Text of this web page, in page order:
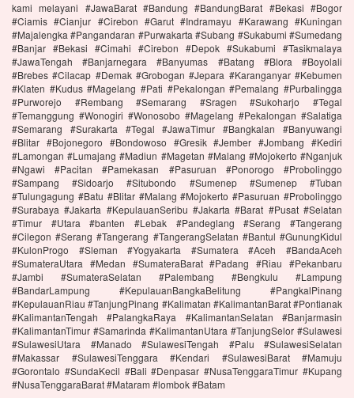
kami melayani #JawaBarat #Bandung #BandungBarat #Bekasi #Bogor
#Ciamis #Cianjur #Cirebon #Garut #Indramayu #Karawang #Kuningan
#Majalengka #Pangandaran #Purwakarta #Subang #Sukabumi #Sumedang
#Banjar #Bekasi #Cimahi #Cirebon #Depok #Sukabumi #Tasikmalaya
#JawaTengah #Banjarnegara #Banyumas #Batang #Blora #Boyolali
#Brebes #Cilacap #Demak #Grobogan #Jepara #Karanganyar #Kebumen
#Klaten #Kudus #Magelang #Pati #Pekalongan #Pemalang #Purbalingga
#Purworejo #Rembang #Semarang #Sragen #Sukoharjo #Tegal
#Temanggung #Wonogiri #Wonosobo #Magelang #Pekalongan #Salatiga
#Semarang #Surakarta #Tegal #JawaTimur #Bangkalan #Banyuwangi
#Blitar #Bojonegoro #Bondowoso #Gresik #Jember #Jombang #Kediri
#Lamongan #Lumajang #Madiun #Magetan #Malang #Mojokerto #Nganjuk
#Ngawi #Pacitan #Pamekasan #Pasuruan #Ponorogo #Probolinggo
#Sampang #Sidoarjo #Situbondo #Sumenep #Sumenep #Tuban
#Tulungagung #Batu #Blitar #Malang #Mojokerto #Pasuruan #Probolinggo
#Surabaya #Jakarta #KepulauanSeribu #Jakarta #Barat #Pusat #Selatan
#Timur #Utara #banten #Lebak #Pandeglang #Serang #Tangerang
#Cilegon #Serang #Tangerang #TangerangSelatan #Bantul #GunungKidul
#KulonProgo #Sleman #Yogyakarta #Sumatera #Aceh #BandaAceh
#SumateraUtara #Medan #SumateraBarat #Padang #Riau #Pekanbaru
#Jambi #SumateraSelatan #Palembang #Bengkulu #Lampung
#BandarLampung #KepulauanBangkaBelitung #PangkalPinang
#KepulauanRiau #TanjungPinang #Kalimatan #KalimantanBarat #Pontianak
#KalimantanTengah #PalangkaRaya #KalimantanSelatan #Banjarmasin
#KalimantanTimur #Samarinda #KalimantanUtara #TanjungSelor #Sulawesi
#SulawesiUtara #Manado #SulawesiTengah #Palu #SulawesiSelatan
#Makassar #SulawesiTenggara #Kendari #SulawesiBarat #Mamuju
#Gorontalo #SundaKecil #Bali #Denpasar #NusaTenggaraTimur #Kupang
#NusaTenggaraBarat #Mataram #lombok #Batam